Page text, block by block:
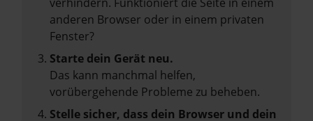
anderen Browser oder in einem privaten
Fenster?
Starte dein Gerät neu.
Das kann manchmal helfen,
vorübergehende Probleme zu beheben.
Stelle sicher, dass dein Browser und dein